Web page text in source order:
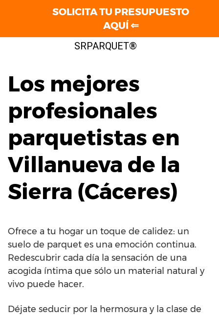
SRPARQUET®
Los mejores
profesionales
parquetistas en
Villanueva de la
Sierra (Cáceres)
Ofrece a tu hogar un toque de calidez: un
suelo de parquet es una emoción continua.
Redescubrir cada día la sensación de una
acogida íntima que sólo un material natural y
vivo puede hacer.
Déjate seducir por la hermosura y la clase de
SOLICITA TU PRESUPUESTO
AQUÍ ⇐